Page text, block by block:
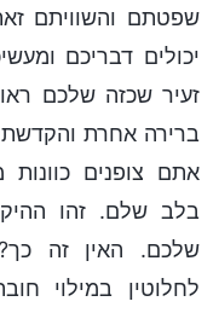
שפטתם והשוויתם
יכולים דבריכם
זעיר שכזה שלכם
ברירה אחרת
אתם צופנים כוונות
בלב שלם. זהו
שלכם. האין זה
לחלוטין במילוי